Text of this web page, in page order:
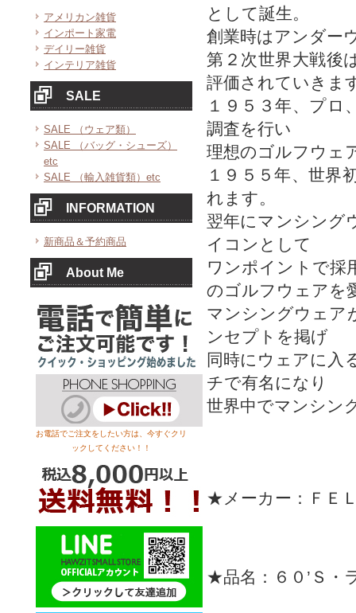
アメリカン雑貨
インポート家電
デイリー雑貨
インテリア雑貨
SALE
SALE （ウェア類）
SALE （バッグ・シューズ）
etc
SALE （輸入雑貨類）etc
INFORMATION
新商品＆予約商品
About Me
お電話でご注文をしたい方は、今すぐクリ
ックしてください！！
として誕生。
創業時はアンダー
第２次世界大戦後
評価されていきま
１９５３年、プロ
調査を行い
理想のゴルフウェ
１９５５年、世界
れます。
翌年にマンシング
イコンとして
ワンポイントで採
のゴルフウェアを
マンシングウェア
ンセプトを掲げ
同時にウェアに入
チで有名になり
世界中でマンシン
★メーカー：ＦＥ
★品名：６０’Ｓ・